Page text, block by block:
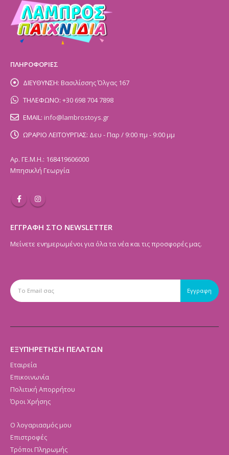
ΠΛΗΡΟΦΟΡΙΕΣ
ΔΙΕΥΘΥΝΣΗ: Βασιλίσσης Όλγας 167
ΤΗΛΕΦΩΝΟ: +30 698 704 7898
EMAIL: info@lambrostoys.gr
ΩΡΑΡΙΟ ΛΕΙΤΟΥΡΓΙΑΣ: Δευ - Παρ / 9:00 πμ - 9:00 μμ
Αρ. ΓΕ.Μ.Η.: 168419606000
Μπησικλή Γεωργία
ΕΓΓΡΑΦΗ ΣΤΟ NEWSLETTER
Μείνετε ενημερωμένοι για όλα τα νέα και τις προσφορές μας.
ΕΞΥΠΗΡΕΤΗΣΗ ΠΕΛΑΤΩΝ
Εταιρεία
Επικοινωνία
Πολιτική Απορρήτου
Όροι Χρήσης
Ο λογαριασμός μου
Επιστροφές
Τρόποι Πληρωμής